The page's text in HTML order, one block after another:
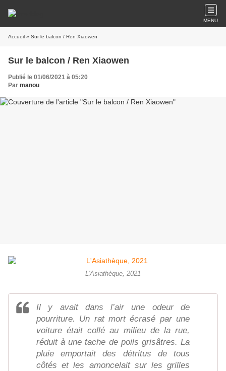
MENU
Accueil » Sur le balcon / Ren Xiaowen
Sur le balcon / Ren Xiaowen
Publié le 01/06/2021 à 05:20
Par manou
L'Asiathèque, 2021
Il y avait dans l’air une odeur de
pourriture. Un rat mort écrasé par une
voiture était collé au milieu de la rue,
réduit à une tache de poils grisâtres. La
pluie emportait des détritus de tous
côtés et les amoncelait sur les grilles